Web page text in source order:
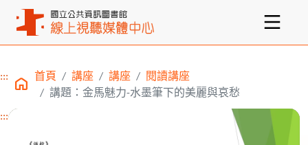
主要內容區塊
::: 首頁 講座 講座
閱讀講座
講題：金馬魅力-水墨筆下的美麗與哀愁
:::